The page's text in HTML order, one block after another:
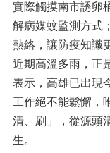
實際觸摸南市誘卵
解病媒蚊監測方式
熱絡，讓防疫知識
近期高溫多雨，正
表示，高雄已出現
工作絕不能鬆懈，
清、刷」，從源頭
生。